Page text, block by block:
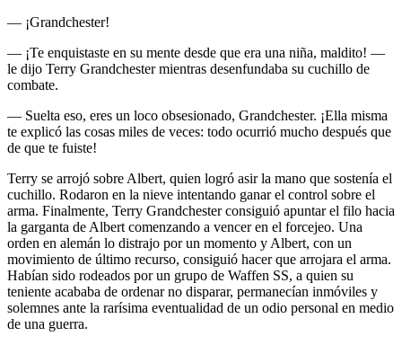
— ¡Grandchester!
— ¡Te enquistaste en su mente desde que era una niña, maldito! —
le dijo Terry Grandchester mientras desenfundaba su cuchillo de
combate.
— Suelta eso, eres un loco obsesionado, Grandchester. ¡Ella misma
te explicó las cosas miles de veces: todo ocurrió mucho después que
de que te fuiste!
Terry se arrojó sobre Albert, quien logró asir la mano que sostenía el
cuchillo. Rodaron en la nieve intentando ganar el control sobre el
arma. Finalmente, Terry Grandchester consiguió apuntar el filo hacia
la garganta de Albert comenzando a vencer en el forcejeo. Una
orden en alemán lo distrajo por un momento y Albert, con un
movimiento de último recurso, consiguió hacer que arrojara el arma.
Habían sido rodeados por un grupo de Waffen SS, a quien su
teniente acababa de ordenar no disparar, permanecían inmóviles y
solemnes ante la rarísima eventualidad de un odio personal en medio
de una guerra.